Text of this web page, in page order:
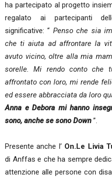
ha partecipato al progetto
regalato ai partecipanti
significative: “ Penso che sia
che ti aiuta ad affrontare la
avuto vicino, oltre alla mia
sorelle. Mi rendo conto che
affrontato con loro, mi rende
ed essere abbracciata da loro
Anna e Debora mi hanno
sono, anche se sono Down ”.
Presente anche l’ On.Le Livia
di Anffas e che ha sempre
attenzione alle persone con